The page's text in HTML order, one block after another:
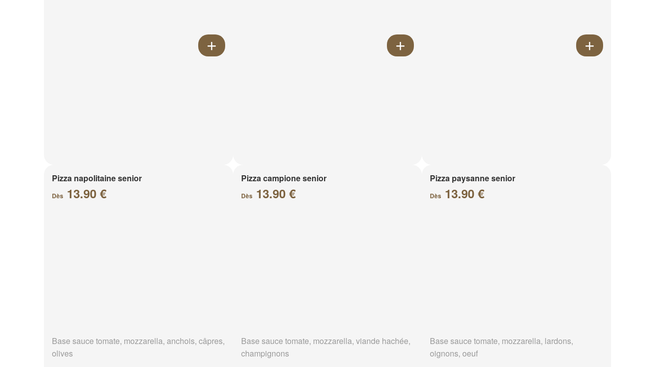
Pizza napolitaine senior
Dès 13.90 €
Base sauce tomate, mozzarella, anchois, câpres,
olives
Pizza campione senior
Dès 13.90 €
Base sauce tomate, mozzarella, viande hachée,
champignons
Pizza paysanne senior
Dès 13.90 €
Base sauce tomate, mozzarella, lardons,
oignons, oeuf